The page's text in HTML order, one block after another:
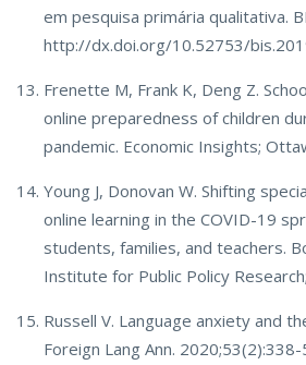
em pesquisa primária qualitativa.
http://dx.doi.org/10.52753/
Frenette M, Frank K, Deng Z.
online preparedness of children
pandemic. Economic Insights;
Young J, Donovan W. Shifting
online learning in the COVID-19
students, families, and teachers.
Institute for Public Policy
Russell V. Language anxiety and
Foreign Lang Ann. 2020;53(2):338-